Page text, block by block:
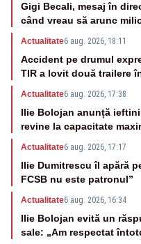
Gigi Becali, mesaj în
când vreau să arunc
Actualitate6 aug. 2026, 18:11
Accident pe drumul
TIR a lovit două trailere
Actualitate6 aug. 2026, 17:38
Ilie Bolojan anunță
revine la capacitate
Actualitate6 aug. 2026, 17:17
Ilie Dumitrescu îl apără
FCSB nu este patronul”
Actualitate6 aug. 2026, 16:34
Ilie Bolojan evită un
sale: „Am respectat